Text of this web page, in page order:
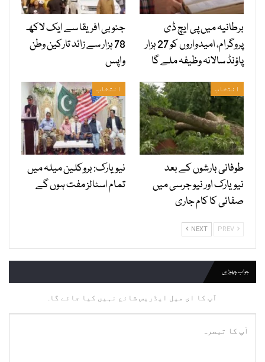
برطانیہ میں پی ایچ ڈی
پروگرام، امیدواروں کو 27 ہزار
پاؤنڈ سالانہ وظیفہ ملے گا
جنوبی افریقا سے ایک لاکھ
78 ہزار سے زائد تارکین وطن
واپس
انتخاب
طوفانی بارشوں کے بعد
نیویارک اور نیو جرسی میں
صفائی کا کام جاری
انتخاب
نیویارک: بروکلین میلہ میں
تمام اسٹالز مفت ہوں گے
NEXT
جواب چھوڑیں
آپ کا ای میل ایڈریس شائع نہیں کیا جائے گا.